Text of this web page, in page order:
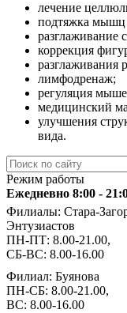
лечение
подтяжка мышц
разглаживание
коррекция
разглаживания
лимфодренаж;
регуляция
медицинский
улучшения
вида.
Режим работы
Ежедневно 8:00 -
Филиалы: Стара-
Энтузиастов
ПН-ПТ: 8.00-21.00,
СБ-ВС: 8.00-16.00
Филиал: Буянова
ПН-СБ: 8.00-21.00,
ВС: 8.00-16.00